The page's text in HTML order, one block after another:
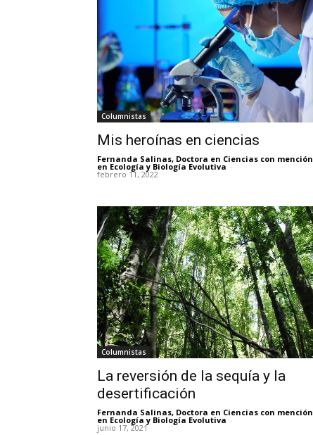
Columnistas
Mis heroínas en ciencias
Fernanda Salinas, Doctora en Ciencias con mención
en Ecología y Biología Evolutiva -
febrero 11, 2022
Columnistas
La reversión de la sequía y la
desertificación
Fernanda Salinas, Doctora en Ciencias con mención
en Ecología y Biología Evolutiva -
junio 17, 2021